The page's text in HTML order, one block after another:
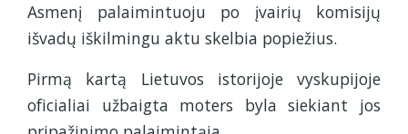
Asmenį palaimintuoju po įvairių komisijų
išvadų iškilmingu aktu skelbia popiežius.
Pirmą kartą Lietuvos istorijoje vyskupijoje
oficialiai užbaigta moters byla siekiant jos